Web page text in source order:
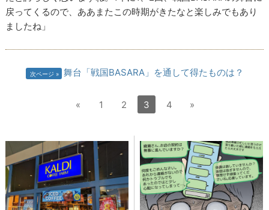
戻ってくるので、ああまたこの時期がきたなと楽しみでもあり
ましたね」
次ページ 舞台「戦国BASARA」を通して得たものは？
« 1 2 3 4 »